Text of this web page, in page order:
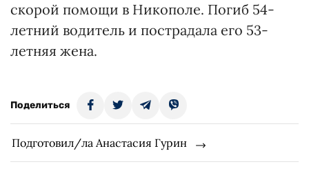
скорой помощи в Никополе. Погиб 54-
летний водитель и пострадала его 53-
летняя жена.
Поделиться
Подготовил/ла Анастасия Гурин